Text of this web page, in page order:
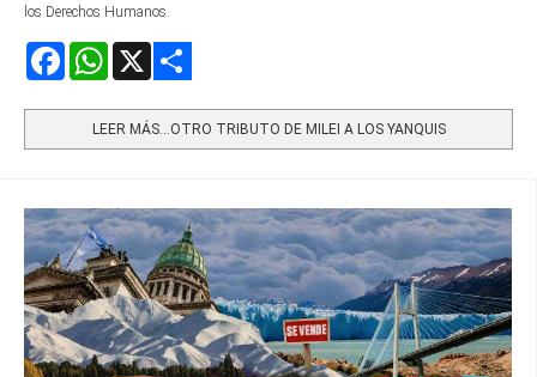
los Derechos Humanos.
FacebookWhatsApp
LEER MÁS…OTRO TRIBUTO DE MILEI A LOS YANQUIS